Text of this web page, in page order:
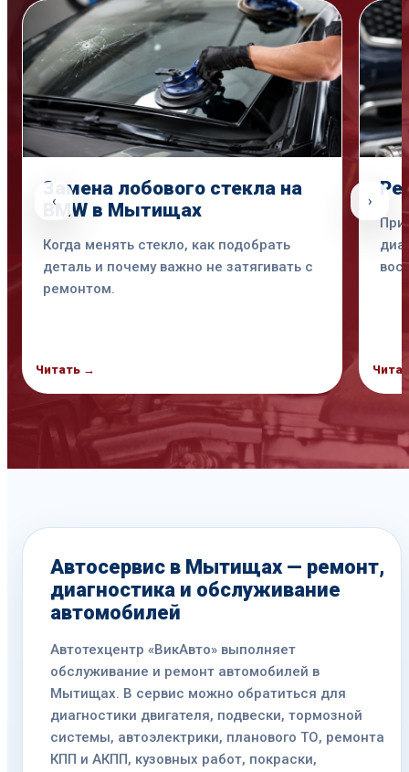
‹
Замена лобового стекла на
BMW в Мытищах
Когда менять стекло, как подобрать
деталь и почему важно не затягивать с
ремонтом.
Читать →
›
Автосервис в Мытищах — ремонт,
диагностика и обслуживание
автомобилей
Автотехцентр «ВикАвто» выполняет
обслуживание и ремонт автомобилей в
Мытищах. В сервис можно обратиться для
диагностики двигателя, подвески, тормозной
системы, автоэлектрики, планового ТО, ремонта
КПП и АКПП, кузовных работ, покраски,